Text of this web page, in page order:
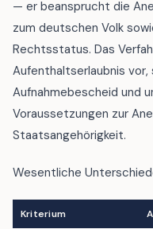
— er beansprucht die
zum deutschen Volk
Rechtsstatus. Das
Aufenthaltserlaubnis vor,
Aufnahmebescheid und
Voraussetzungen zur
Staatsangehörigkeit.
Wesentliche
Kriterium